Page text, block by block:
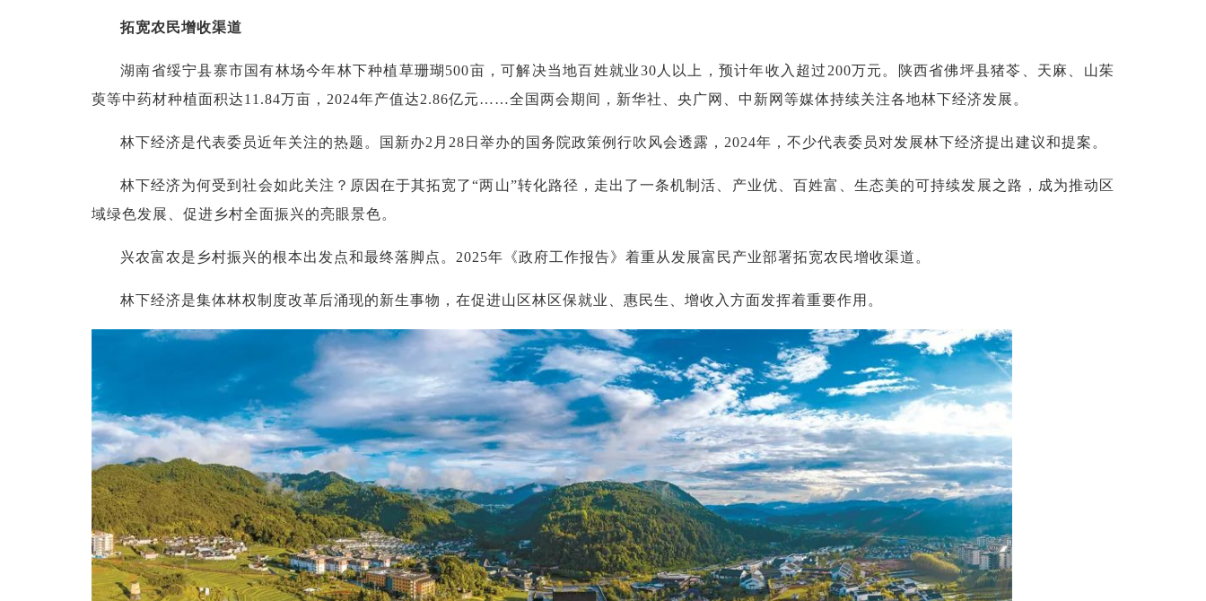
拓宽农民增收渠道
湖南省绥宁县寨市国有林场今年林下种植草珊瑚500亩，可解决当地百姓就业30人以上，预计年收入超过200万元。陕西省佛坪县猪苓、天麻、山茱
萸等中药材种植面积达11.84万亩，2024年产值达2.86亿元……全国两会期间，新华社、央广网、中新网等媒体持续关注各地林下经济发展。
林下经济是代表委员近年关注的热题。国新办2月28日举办的国务院政策例行吹风会透露，2024年，不少代表委员对发展林下经济提出建议和提案。
林下经济为何受到社会如此关注？原因在于其拓宽了“两山”转化路径，走出了一条机制活、产业优、百姓富、生态美的可持续发展之路，成为推动区
域绿色发展、促进乡村全面振兴的亮眼景色。
兴农富农是乡村振兴的根本出发点和最终落脚点。2025年《政府工作报告》着重从发展富民产业部署拓宽农民增收渠道。
林下经济是集体林权制度改革后涌现的新生事物，在促进山区林区保就业、惠民生、增收入方面发挥着重要作用。